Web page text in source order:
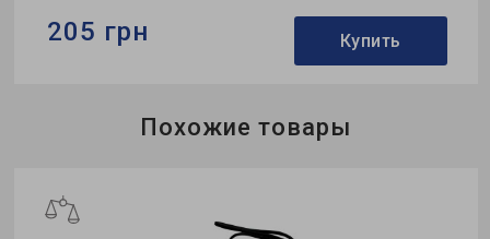
205 грн Купить
Похожие товары